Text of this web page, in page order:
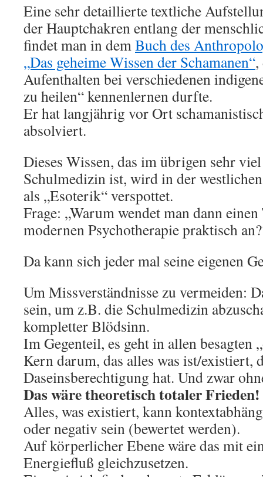
Eine sehr detaillierte textliche
der Hauptchakren entlang der
findet man in demBuch des
„Das geheime Wissen der Schamanen“
Aufenthalten bei verschiedenen
zu heilen“ kennenlernen durfte.
Er hat langjährig vor Ort
absolviert.
Dieses Wissen, das im übrigen sehr
Schulmedizin ist, wird in der
als „Esoterik“ verspottet.
Frage: „Warum wendet man dann
modernen Psychotherapie praktisch
Da kann sich jeder mal seine eigenen
Um Missverständnisse zu vermeiden:
sein, um z.B. die Schulmedizin
kompletter Blödsinn.
Im Gegenteil, es geht in allen besagten
Kern darum, das alles was ist/existiert,
Daseinsberechtigung hat. Und zwar
Das wäre theoretisch totaler Frieden!
Alles, was existiert, kann
oder negativ sein (bewertet werden).
Auf körperlicher Ebene wäre das mit
Energiefluß gleichzusetzen.